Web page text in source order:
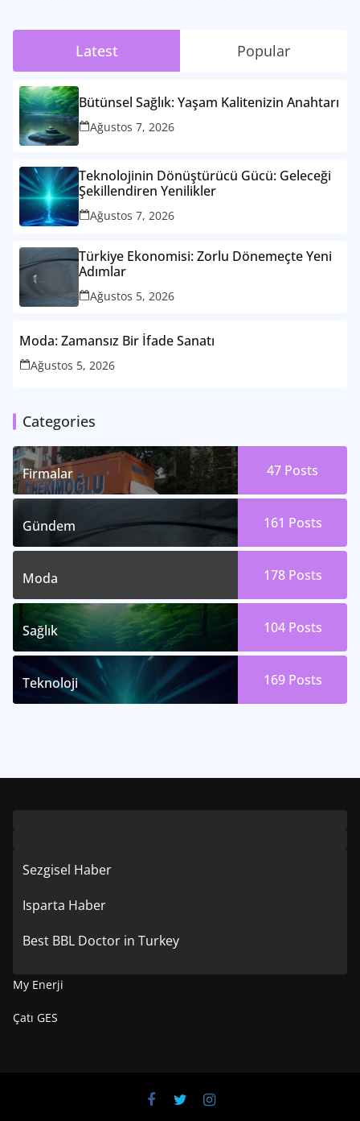
Latest Popular
Bütünsel Sağlık: Yaşam Kalitenizin Anahtarı
Ağustos 7, 2026
Teknolojinin Dönüştürücü Gücü: Geleceği
Şekillendiren Yenilikler
Ağustos 7, 2026
Türkiye Ekonomisi: Zorlu Dönemeçte Yeni
Adımlar
Ağustos 5, 2026
Moda: Zamansız Bir İfade Sanatı
Ağustos 5, 2026
Categories
Firmalar 47 Posts
Gündem 161 Posts
Moda 178 Posts
Sağlık 104 Posts
Teknoloji 169 Posts
Sezgisel Haber
Isparta Haber
Best BBL Doctor in Turkey
My Enerji
Çatı GES